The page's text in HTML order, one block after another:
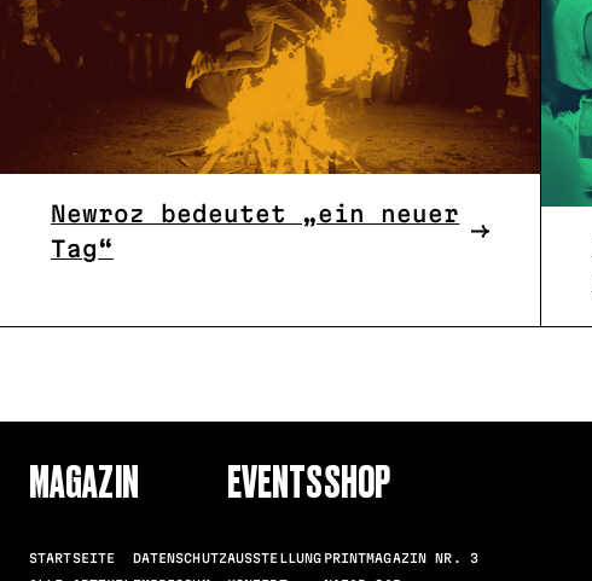
Newroz bedeutet „ein neuer
Tag“
MAGAZIN
STARTSEITE
DATENSCHUTZ
EVENTS
AUSSTELLUNG
SHOP
PRINTMAGAZIN NR. 3